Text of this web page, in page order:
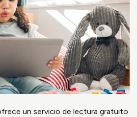
un servicio de lectura gratuito